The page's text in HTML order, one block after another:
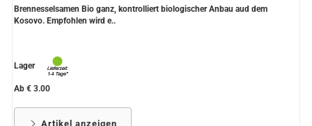
Brennesselsamen Bio ganz, kontrolliert biologischer Anbau aud dem
Kosovo. Empfohlen wird e..
Lager
Ab € 3.00
Artikel anzeigen